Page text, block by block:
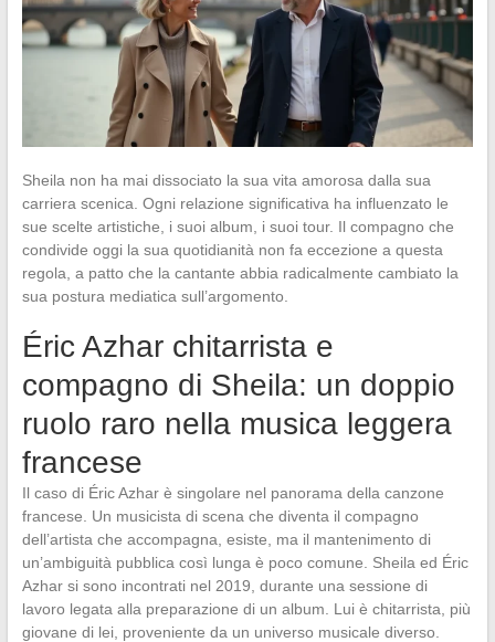
Sheila non ha mai dissociato la sua vita amorosa dalla sua
carriera scenica. Ogni relazione significativa ha influenzato le
sue scelte artistiche, i suoi album, i suoi tour. Il compagno che
condivide oggi la sua quotidianità non fa eccezione a questa
regola, a patto che la cantante abbia radicalmente cambiato la
sua postura mediatica sull’argomento.
Éric Azhar chitarrista e
compagno di Sheila: un doppio
ruolo raro nella musica leggera
francese
Il caso di Éric Azhar è singolare nel panorama della canzone
francese. Un musicista di scena che diventa il compagno
dell’artista che accompagna, esiste, ma il mantenimento di
un’ambiguità pubblica così lunga è poco comune. Sheila ed Éric
Azhar si sono incontrati nel 2019, durante una sessione di
lavoro legata alla preparazione di un album. Lui è chitarrista, più
giovane di lei, proveniente da un universo musicale diverso.